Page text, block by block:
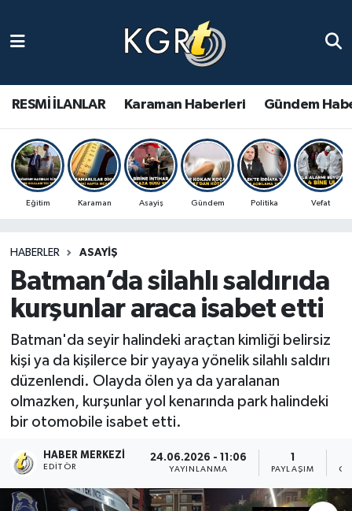
RESMİ İLANLAR Karaman Haberleri Gündem
Eğitim Karaman Asayiş Gündem Politika Vefat
HABERLER ASAYIŞ
Batman’da silahlı saldırıda
kurşunlar araca isabet etti
Batman'da seyir halindeki araçtan kimliği belirsiz
kişi ya da kişilerce bir yayaya yönelik silahlı saldırı
düzenlendi. Olayda ölen ya da yaralanan
olmazken, kurşunlar yol kenarında park halindeki
bir otomobile isabet etti.
HABER MERKEZI
EDITÖR
24.06.2026 - 11:06
YAYINLANMA
1
PAYLAŞIM
Gündem Haberleri
Güncel Haberler
Spor Haberleri
Ulusal Haberler
Vefat Edenler